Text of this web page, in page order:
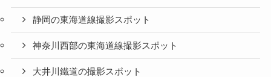
静岡の東海道線撮影スポット
神奈川西部の東海道線撮影スポット
大井川鐵道の撮影スポット